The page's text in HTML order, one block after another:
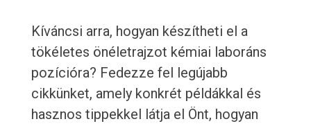
Kíváncsi arra, hogyan készítheti el a
tökéletes önéletrajzot kémiai laboráns
pozícióra? Fedezze fel legújabb
cikkünket, amely konkrét példákkal és
hasznos tippekkel látja el Önt, hogyan